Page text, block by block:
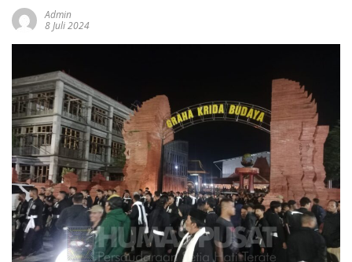
Admin
8 Juli 2024